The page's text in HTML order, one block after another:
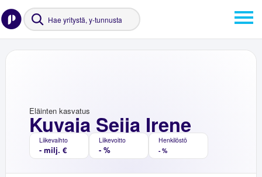
Kuvaja Seija Irene
Eläinten kasvatus
Liikevaihto
- milj. €
Liikevoitto
- %
Henkilöstö
- %